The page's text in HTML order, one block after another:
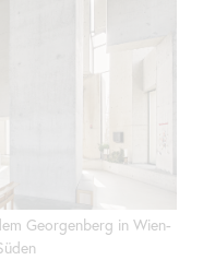
Georgenberg in Wien-